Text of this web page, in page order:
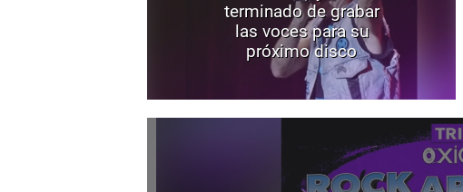
terminado de grabar
las voces para su
próximo disco